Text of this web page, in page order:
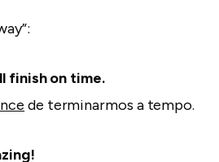
finish on time.
de terminarmos a tempo.